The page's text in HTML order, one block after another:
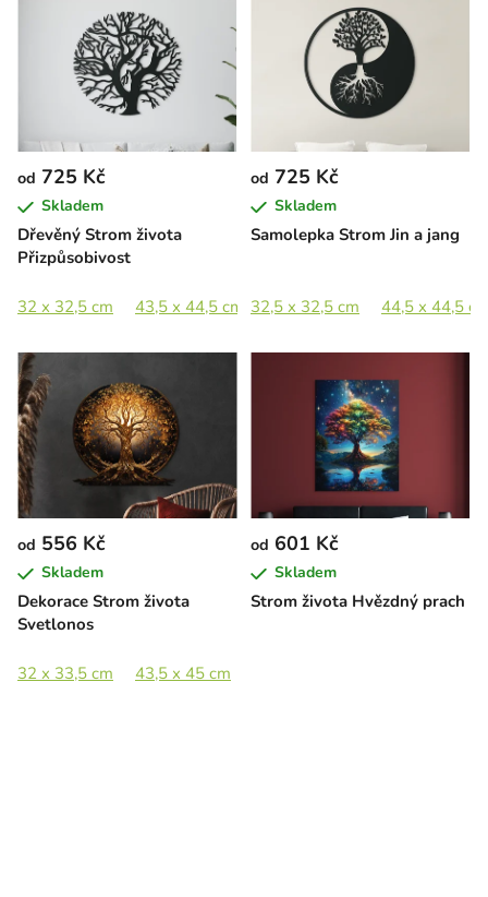
Dřevěný Strom života
Přizpůsobivost
od 725 Kč
Skladem
32 x 32,5 cm 43,5 x 44,5 cm 63,5 x 65 cm 89 x 91 cm
Samolepka Strom Jin a jang
od 725 Kč
Skladem
32,5 x 32,5 cm 44,5 x 44,5
Dekorace Strom života
Svetlonos
od 556 Kč
Skladem
32 x 33,5 cm 43,5 x 45 cm
Strom života Hvězdný prach
od 601 Kč
Skladem